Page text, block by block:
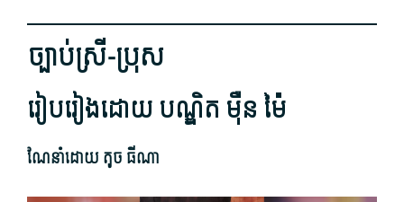
ច្បាប់ស្រី​-ប្រុស
​រៀបរៀង​ដោយ បណ្ឌិត ម៉ឺន ម៉ៃ​
ណែនាំ​ដោយ តូច ធី​ណា​